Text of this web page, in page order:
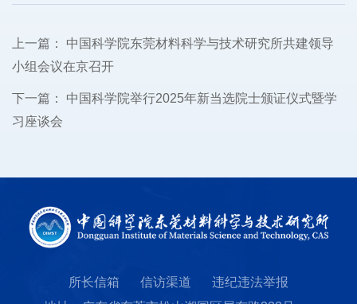
上一篇：
中国科学院东莞材料科学与技术研究所共建领导
小组会议在京召开
下一篇：
中国科学院举行2025年新当选院士颁证仪式暨学
习座谈会
所长信箱 信访渠道
违纪违法举报